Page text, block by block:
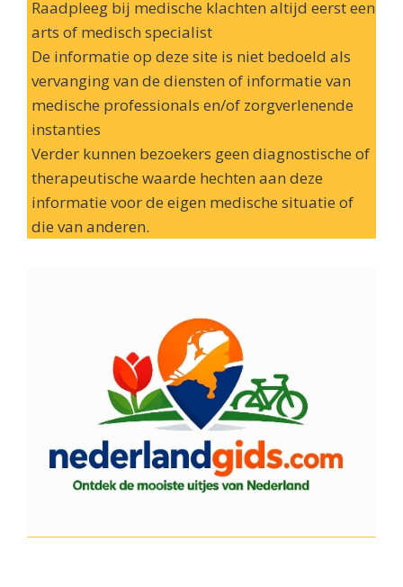
Raadpleeg bij medische klachten altijd eerst een
arts of medisch specialist
De informatie op deze site is niet bedoeld als
vervanging van de diensten of informatie van
medische professionals en/of zorgverlenende
instanties
Verder kunnen bezoekers geen diagnostische of
therapeutische waarde hechten aan deze
informatie voor de eigen medische situatie of
die van anderen.